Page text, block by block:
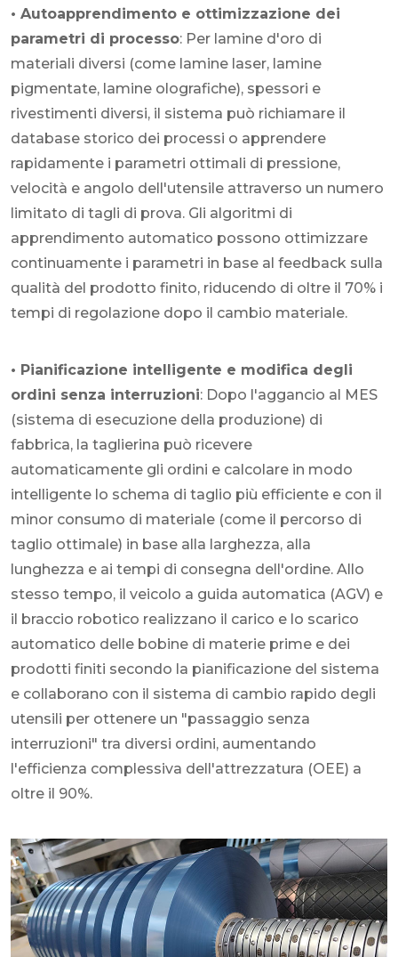
• Autoapprendimento e ottimizzazione dei
parametri di processo: Per lamine d'oro di
materiali diversi (come lamine laser, lamine
pigmentate, lamine olografiche), spessori e
rivestimenti diversi, il sistema può richiamare il
database storico dei processi o apprendere
rapidamente i parametri ottimali di pressione,
velocità e angolo dell'utensile attraverso un numero
limitato di tagli di prova. Gli algoritmi di
apprendimento automatico possono ottimizzare
continuamente i parametri in base al feedback sulla
qualità del prodotto finito, riducendo di oltre il 70% i
tempi di regolazione dopo il cambio materiale.
• Pianificazione intelligente e modifica degli
ordini senza interruzioni: Dopo l'aggancio al MES
(sistema di esecuzione della produzione) di
fabbrica, la taglierina può ricevere
automaticamente gli ordini e calcolare in modo
intelligente lo schema di taglio più efficiente e con il
minor consumo di materiale (come il percorso di
taglio ottimale) in base alla larghezza, alla
lunghezza e ai tempi di consegna dell'ordine. Allo
stesso tempo, il veicolo a guida automatica (AGV) e
il braccio robotico realizzano il carico e lo scarico
automatico delle bobine di materie prime e dei
prodotti finiti secondo la pianificazione del sistema
e collaborano con il sistema di cambio rapido degli
utensili per ottenere un "passaggio senza
interruzioni" tra diversi ordini, aumentando
l'efficienza complessiva dell'attrezzatura (OEE) a
oltre il 90%.